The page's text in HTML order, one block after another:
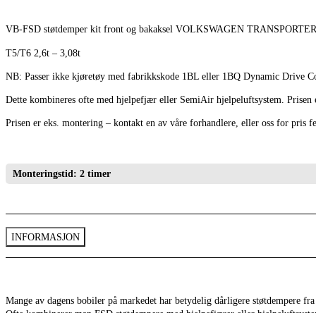
VB-FSD støtdemper kit front og bakaksel VOLKSWAGEN
T5/T6 2,6t – 3,08t
NB: Passer ikke kjøretøy med fabrikkskode 1BL eller 1BQ Dynamic Drive
Dette kombineres ofte med hjelpefjær eller SemiAir hjelpeluftsystem. Prisen
Prisen er eks. montering – kontakt en av våre forhandlere, eller oss for pris
Monteringstid: 2 timer
INFORMASJON
Mange av dagens bobiler på markedet har betydelig dårligere